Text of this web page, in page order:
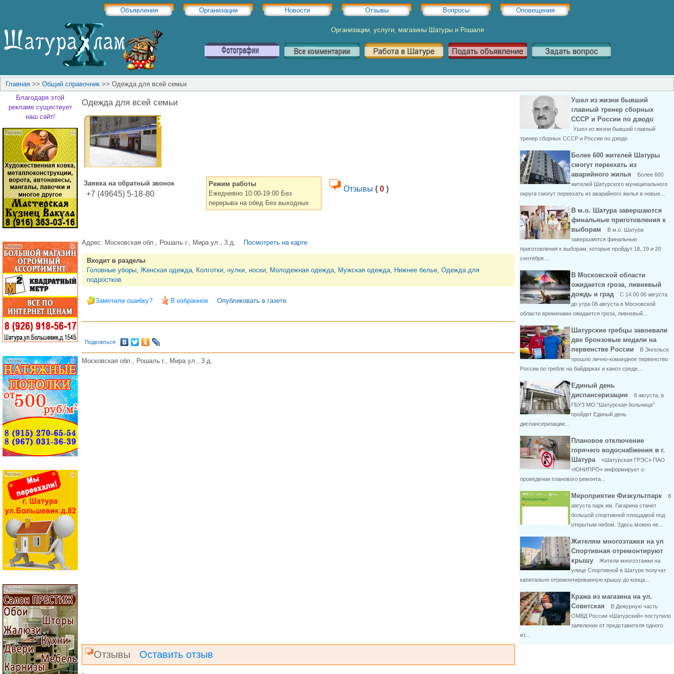
Объявления Организации Новости Отзывы Вопросы Оповещения
Организации, услуги, магазины Шатуры и Рошаля
Главная >> Общий справочник >> Одежда для всей семьи
Благодаря этой
рекламе существует
наш сайт!
Одежда для всей семьи
Заявка на обратный звонок
+7 (49645) 5-18-80
Режим работы
Ежедневно 10:00-19:00 Без
перерыва на обед Без выходных
Отзывы ( 0 )
Адрес: Московская обл., Рошаль г., Мира ул., 3 д. Посмотреть на карте
Входит в разделы
Головные уборы, Женская одежда, Колготки, чулки, носки, Молодежная одежда, Мужская одежда, Нижнее белье, Одежда для
подростков
Заметили ошибку? В избранное Опубликовать в газете
Поделиться
Московская обл., Рошаль г., Мира ул., 3 д.
Отзывы Оставить отзыв
Ушел из жизни бывший
главный тренер сборных
СССР и России по дзюдо
Ушел из жизни бывший главный
тренер сборных СССР и России по дзюдо
Более 600 жителей Шатуры
смогут переехать из
аварийного жилья
Более 600
жителей Шатурского муниципального
округа смогут переехать из аварийного жилья в новые...
В м.о. Шатура завершаются
финальные приготовления к
выборам
В м.о. Шатура
завершаются финальные
приготовления к выборам, которые пройдут 18, 19 и 20
сентября....
В Московской области
ожидается гроза, ливневый
дождь и град
С 14.00 06 августа
до утра 08 августа в Московской
области временами ожидается гроза, ливневый...
Шатурские гребцы завоевали
две бронзовые медали на
первенстве России
В Энгельсе
прошло лично-командное первенство
России по гребле на байдарках и каноэ среди...
Единый день
диспансеризации
8 августа, в
ГБУЗ МО "Шатурская больница"
пройдет Единый день
диспансеризации...
Плановое отключение
горячего водоснабжения в г.
Шатура
«Шатурская ГРЭС» ПАО
«ЮНИПРО» информирует о
проведении планового ремонта...
Мероприятие Физкультпарк
8
августа парк им. Гагарина станет
большой спортивной площадкой под
открытым небом. Здесь можно не...
Жителям многоэтажки на ул
Спортивная отремонтируют
крышу
Жители многоэтажки на
улице Спортивной в Шатуре получат
капитально отремонтированную крышу до конца...
Кража из магазина на ул.
Советская
В Дежурную часть
ОМВД России «Шатурский» поступило
заявление от представителя одного
из...